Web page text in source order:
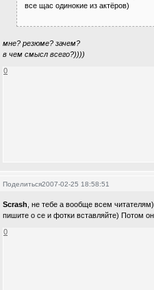
все щас одинокие из актёров)
мне? резюме? зачем?
в чем смысл всего?))))
0
Поделиться2007-02-25 18:58:51
Scrash , не тебе а вообще всем
пишите о се и фотки вставляйте) Потом
0